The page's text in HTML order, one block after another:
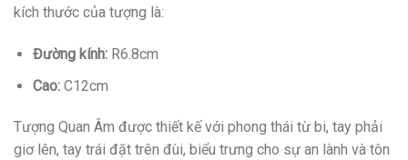
kích thước của tượng là:
Đường kính:R6.8cm
Cao:C12cm
Tượng Quan Âm được thiết kế với phong thái từ bi, tay phải
giơ lên, tay trái đặt trên đùi, biểu trưng cho sự an lành và tôn